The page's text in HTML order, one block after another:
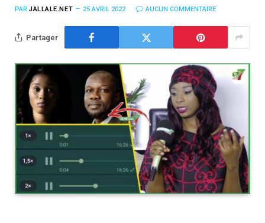
PAR JALLALE.NET 25 AVRIL 2022 AUCUN COMMENTAIRE
Partager